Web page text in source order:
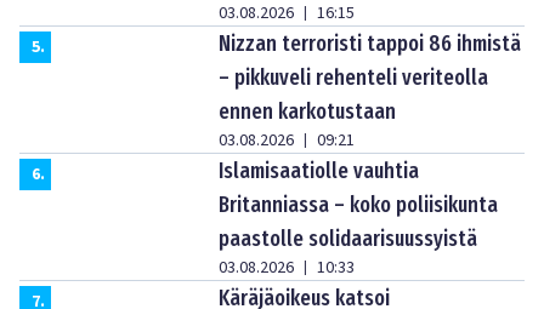
03.08.2026 | 16:15
5.
Nizzan terroristi tappoi 86 ihmistä
– pikkuveli rehenteli veriteolla
ennen karkotustaan
03.08.2026 | 09:21
6.
Islamisaatiolle vauhtia
Britanniassa – koko poliisikunta
paastolle solidaarisuussyistä
03.08.2026 | 10:33
7.
Käräjäoikeus katsoi